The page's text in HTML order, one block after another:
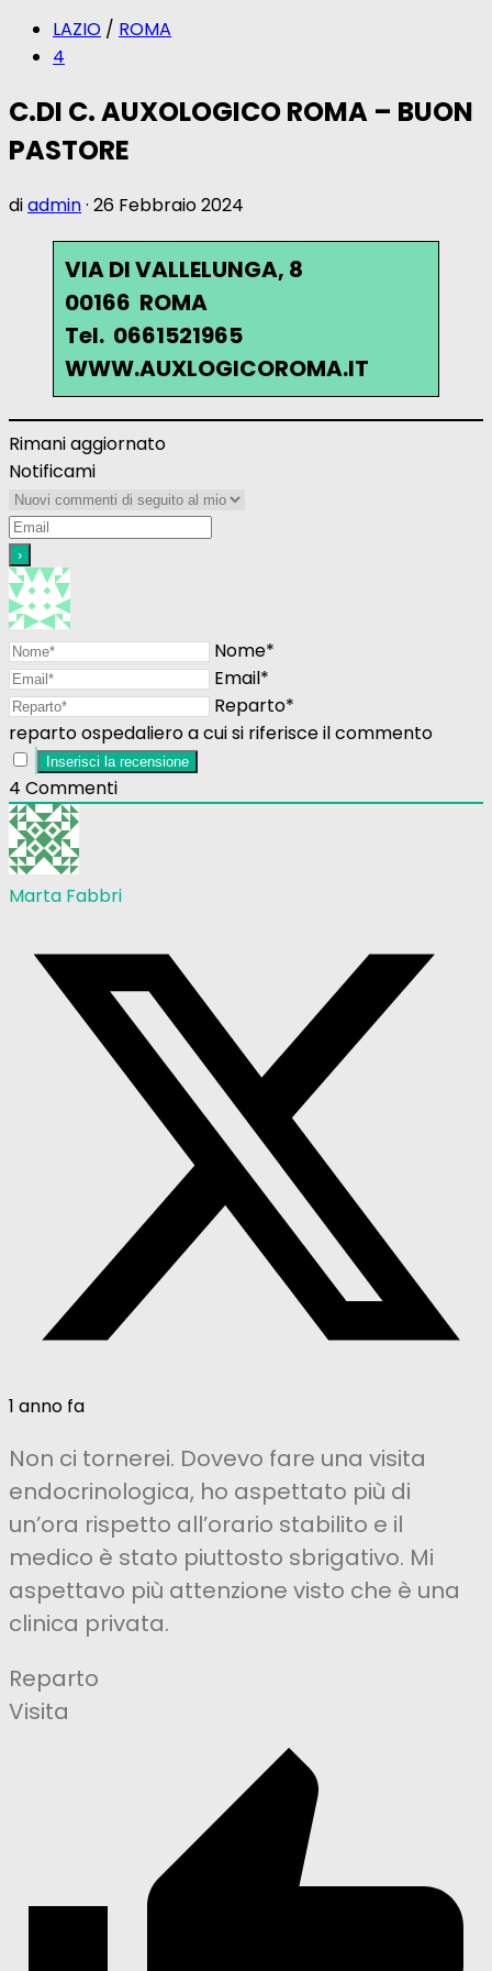
LAZIO / ROMA
4
C.DI C. AUXOLOGICO ROMA – BUON
PASTORE
diadmin· 26 Febbraio 2024
VIA DI VALLELUNGA, 8
00166 ROMA
Tel. 0661521965
WWW.AUXLOGICOROMA.IT
Rimani aggiornato
Notificami
Nome*
Email*
Reparto*
reparto ospedaliero a cui si riferisce il commento
4 Commenti
Marta Fabbri
1 anno fa
Non ci tornerei. Dovevo fare una visita
endocrinologica, ho aspettato più di
un’ora rispetto all’orario stabilito e il
medico è stato piuttosto sbrigativo. Mi
aspettavo più attenzione visto che è una
clinica privata.
Reparto
Visita